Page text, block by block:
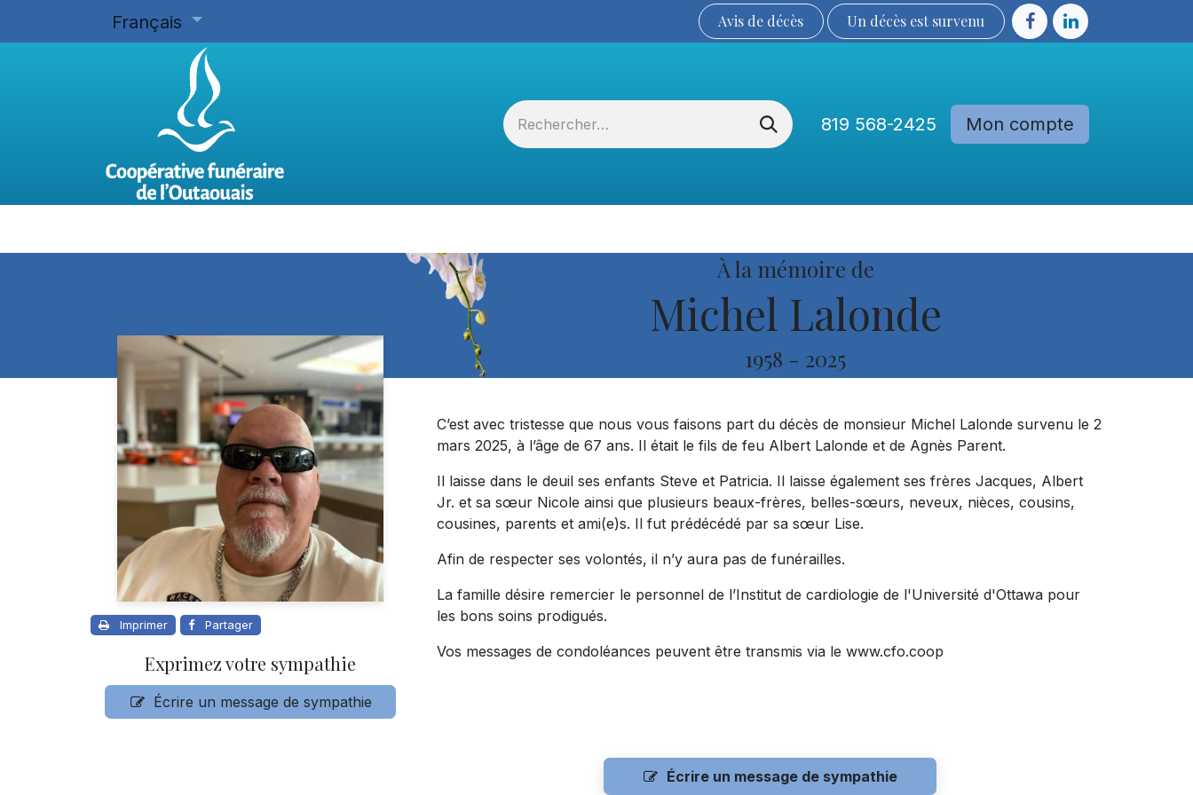
Français Avis de décès Un décès est sur​​​​​​​​ve​nu​​​​​​​​​​
819 568-2425 Mon compte
À la mémoire de
Michel Lalonde
1958 - 2025
Imprimer Partager
Exprimez votre sympathie
Écrire un message de sympathie
C’est avec tristesse que nous vous faisons part du décès de monsieur Michel Lalonde survenu le 2
mars 2025, à l’âge de 67 ans. Il était le fils de feu Albert Lalonde et de Agnès Parent.
Il laisse dans le deuil ses enfants Steve et Patricia. Il laisse également ses frères Jacques, Albert
Jr. et sa sœur Nicole ainsi que plusieurs beaux-frères, belles-sœurs, neveux, nièces, cousins,
cousines, parents et ami(e)s. Il fut prédécédé par sa sœur Lise.
Afin de respecter ses volontés, il n’y aura pas de funérailles.
La famille désire remercier le personnel de l’Institut de cardiologie de l'Université d'Ottawa pour
les bons soins prodigués.
Vos messages de condoléances peuvent être transmis via le www.cfo.coop
Écrire un message de sympathie